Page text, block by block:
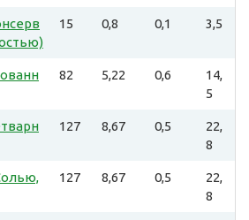
15 0,8 0,1 3,5
82 5,22 0,6
14,
5
127 8,67 0,5
22,
8
127 8,67 0,5
22,
8